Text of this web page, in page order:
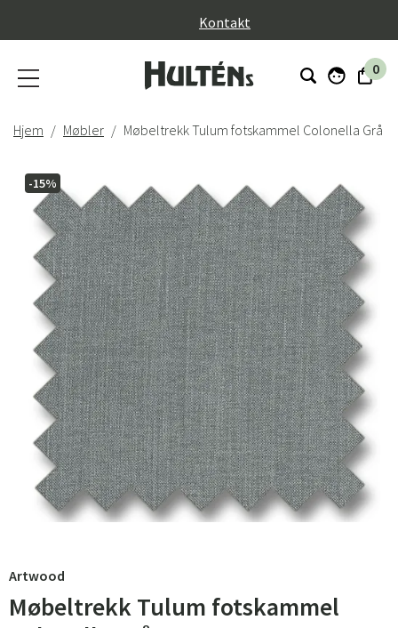
Kontakt
0
Hjem Møbler Møbeltrekk Tulum fotskammel Colonella Grå
-15%
Artwood
Møbeltrekk Tulum fotskammel